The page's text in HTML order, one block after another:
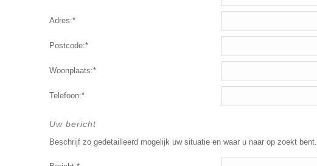
Adres:*
Postcode:*
Woonplaats:*
Telefoon:*
Uw bericht
Beschrijf zo gedetailleerd mogelijk uw situatie en waar u naar op zoekt bent.